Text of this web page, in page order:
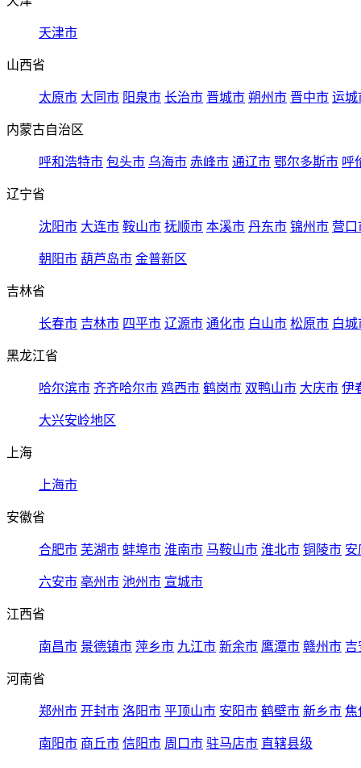
天津市
山西省
太原市 大同市 阳泉市 长治市 晋城市 朔州市 晋中市 运城
内蒙古自治区
呼和浩特市 包头市 乌海市 赤峰市 通辽市 鄂尔多斯市 呼
辽宁省
沈阳市 大连市 鞍山市 抚顺市 本溪市 丹东市 锦州市 营口
朝阳市 葫芦岛市 金普新区
吉林省
长春市 吉林市 四平市 辽源市 通化市 白山市 松原市 白城
黑龙江省
哈尔滨市 齐齐哈尔市 鸡西市 鹤岗市 双鸭山市 大庆市 伊
大兴安岭地区
上海
上海市
安徽省
合肥市 芜湖市 蚌埠市 淮南市 马鞍山市 淮北市 铜陵市 安
六安市 亳州市 池州市 宣城市
江西省
南昌市 景德镇市 萍乡市 九江市 新余市 鹰潭市 赣州市 吉
河南省
郑州市 开封市 洛阳市 平顶山市 安阳市 鹤壁市 新乡市 焦
南阳市 商丘市 信阳市 周口市 驻马店市 直辖县级